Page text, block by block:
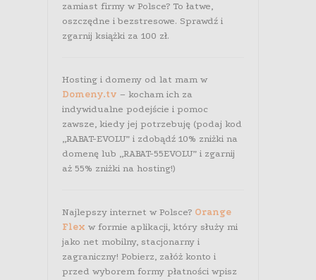
zamiast firmy w Polsce? To łatwe,
oszczędne i bezstresowe. Sprawdź i
zgarnij książki za 100 zł.
Hosting i domeny od lat mam w
Domeny.tv – kocham ich za
indywidualne podejście i pomoc
zawsze, kiedy jej potrzebuję (podaj kod
„RABAT-EVOLU” i zdobądź 10% zniżki na
domenę lub „RABAT-55EVOLU” i zgarnij
aż 55% zniżki na hosting!)
Najlepszy internet w Polsce? Orange
Flex w formie aplikacji, który służy mi
jako net mobilny, stacjonarny i
zagraniczny! Pobierz, załóż konto i
przed wyborem formy płatności wpisz